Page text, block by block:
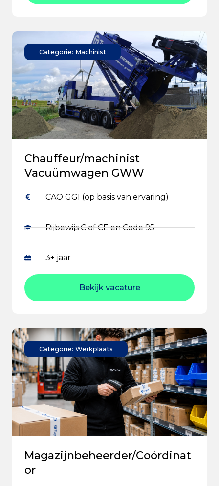
Categorie: Machinist
Chauffeur/machinist
Vacuümwagen GWW
CAO GGI (op basis van ervaring)
Rijbewijs C of CE en Code 95
3+ jaar
Bekijk vacature
Categorie: Werkplaats
Magazijnbeheerder/Coördinat
or